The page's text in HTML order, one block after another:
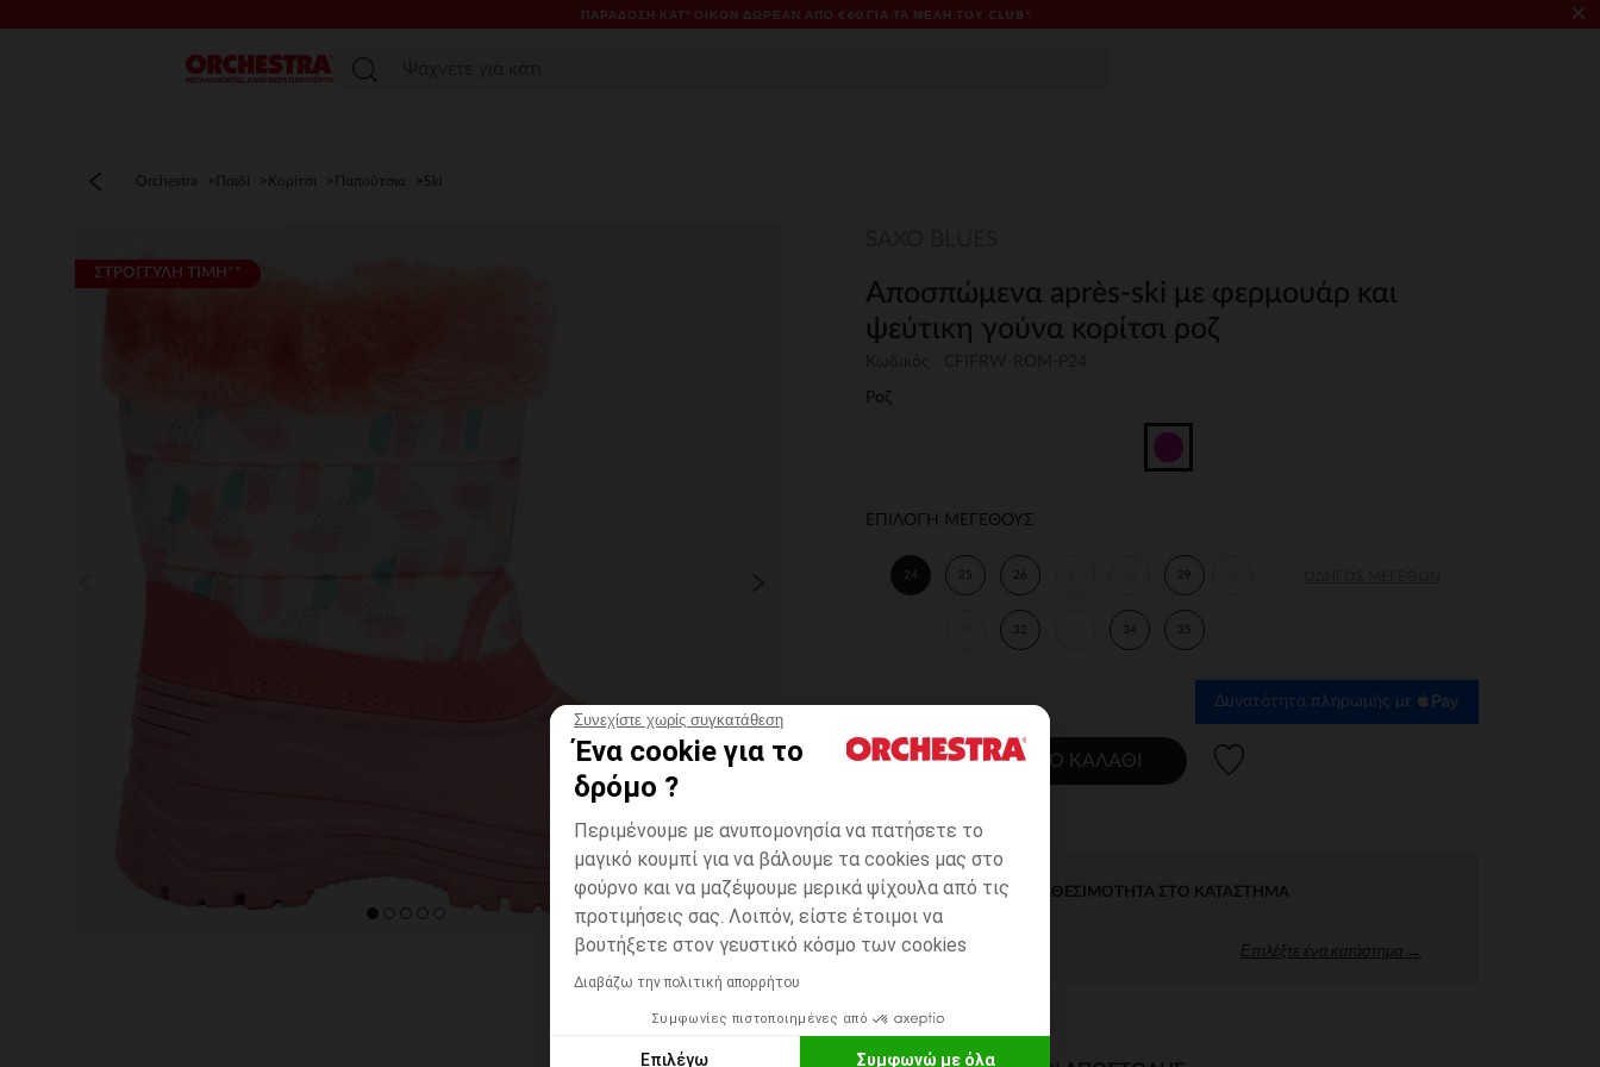
Συνεχίστε χωρίς συγκατάθεση
Ένα cookie για το
δρόμο ?
Περιμένουμε με ανυπομονησία να πατήσετε το
μαγικό κουμπί για να βάλουμε τα cookies μας στο
φούρνο και να μαζέψουμε μερικά ψίχουλα από τις
προτιμήσεις σας. Λοιπόν, είστε έτοιμοι να
βουτήξετε στον γευστικό κόσμο των cookies
Διαβάζω την πολιτική απορρήτου
Συμφωνίες πιστοποιημένες από
Επιλέγω Συμφωνώ με όλα
ΠΑΡΆΔΟΣΗ ΚΑΤ' ΟΊΚΟΝ ΔΩΡΕΑΝ ΑΠΌ €60 ΓΙΑ ΤΑ ΜΈΛΗ ΤΟΥ CLUB* ×
Μενού
Orchestra Παιδί Κορίτσι Παπούτσια Ski
ΣΤΡΟΓΓΥΛΗ ΤΙΜΗ**
Αποσπώμενα après-ski με φερμουάρ και
ψεύτικη γούνα κορίτσι ροζ
Ροζ
ΕΠΙΛΟΓΗ ΜΕΓΕΘΟΥΣ
24 25 26 29
32 34 35
Δυνατότητα πληρωμής με
ΠΡΟΣΘΉΚΗ ΣΤΟ ΚΑΛΆΘΙ
ΆΜΕΣΗ ΔΙΑΘΕΣΙΜΌΤΗΤΑ ΣΤΟ ΚΑΤΆΣΤΗΜΑ
Επιλέξτε ένα κατάστημα →